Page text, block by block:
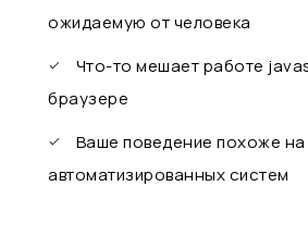
ожидаемую от человека
Что-то мешает работе
браузере
Ваше поведение похоже на
автоматизированных систем